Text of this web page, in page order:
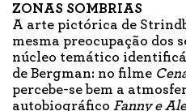
ZONAS SOMBRIAS
A arte pictórica de
mesma preocupação dos
núcleo temático
de Bergman: no filme
percebe-se bem a
autobiográfico Fanny e